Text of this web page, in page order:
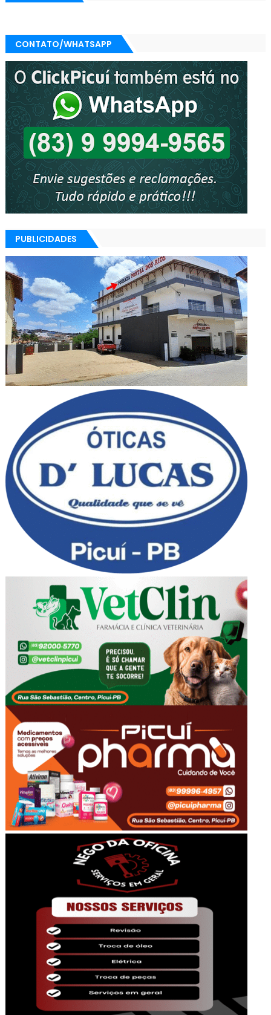
CONTATO/WHATSAPP
PUBLICIDADES